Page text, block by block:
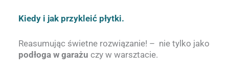
Kiedy i jak przykleić płytki.
Reasumując świetne rozwiązanie! – nie tylko jako
podłoga w garażu czy w warsztacie.